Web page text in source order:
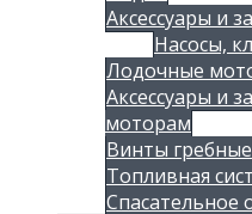
Аксессуары и
Насосы,
Лодочные
Аксессуары и
моторам
Винты гребные
Топливная
Спасательное